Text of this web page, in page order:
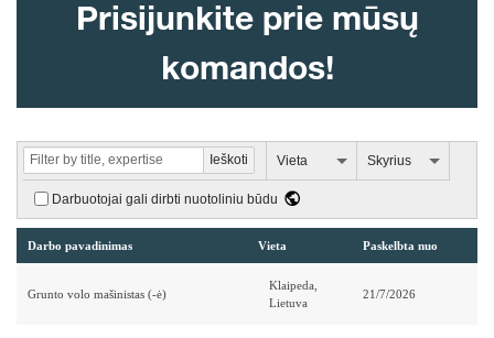
Prisijunkite prie mūsų
komandos!
Vieta Skyrius
Darbuotojai gali dirbti nuotoliniu būdu
Darbo pavadinimas Vieta Paskelbta nuo
Grunto volo mašinistas (-ė) 21/7/2026